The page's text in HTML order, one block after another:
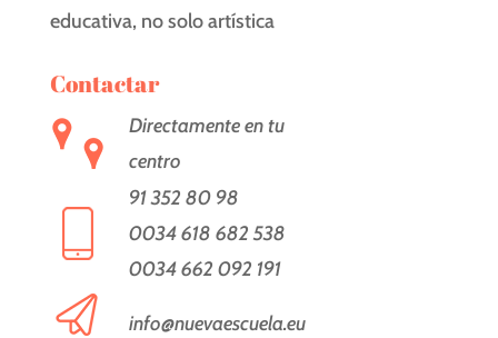
educativa, no solo artística
Contactar
Directamente en tu
centro
91 352 80 98
0034 618 682 538
0034 662 092 191
info@nuevaescuela.eu